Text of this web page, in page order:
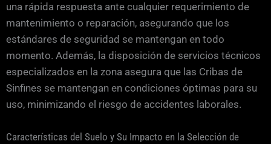
una rápida respuesta ante cualquier requerimiento de
mantenimiento o reparación, asegurando que los
estándares de seguridad se mantengan en todo
momento. Además, la disposición de servicios técnicos
especializados en la zona asegura que las Cribas de
Sinfines se mantengan en condiciones óptimas para su
uso, minimizando el riesgo de accidentes laborales.
Características del Suelo y Su Impacto en la Selección de